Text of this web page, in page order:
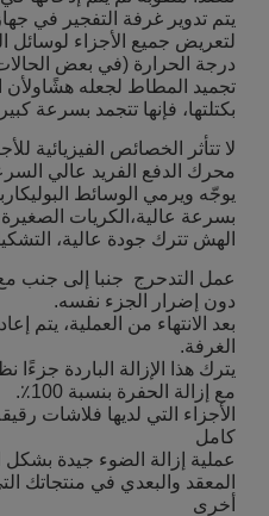
يتم تدوير غرفة التفجير في
لتعريض جميع الأجزاء لوسائل
تجميد المطاط لجعله هشًاولأن
بكتلتها، فإنها تتجمد بسرعة
لا تتأثر الخصائص الفيزيائية
يوجّه ويرمي الوسائط
بسرعة عالية،الكريات
الهش تترك جودة عالية،
عمل التدحرج ‬ جنبا إلى جنب مع
دون إضرار الجزء نفسه.
بعد الانتهاء من العملية، يتم
الغرفة.
يترك هذا الإزالة الباردة جزءًا
‬مع إزالة الحفرة بنسبة 100٪.
الأجزاء التي لديها فلاشات
كامل
عملية إزالة الضوء جيدة بشكل
المعقد والبعدي في منتجاتك
أخرى